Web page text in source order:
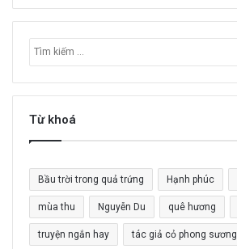
Từ khoá
Bầu trời trong quả trứng Hạnh phúc
mùa thu Nguyễn Du quê hương
truyện ngắn hay tác giả cỏ phong sương